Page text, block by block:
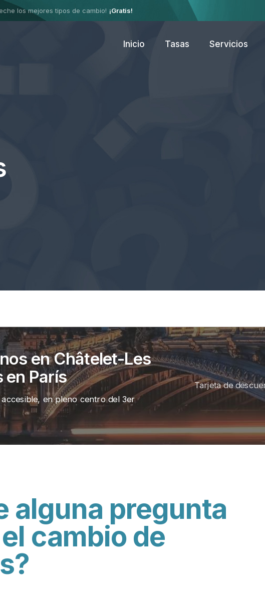
los mejores tipos de cambio! ¡Gratis!
Inicio Tasas Servicios
en Châtelet-Les
en París
accesible, en pleno centro del 3er
Tarjeta de
alguna pregunta
cambio de